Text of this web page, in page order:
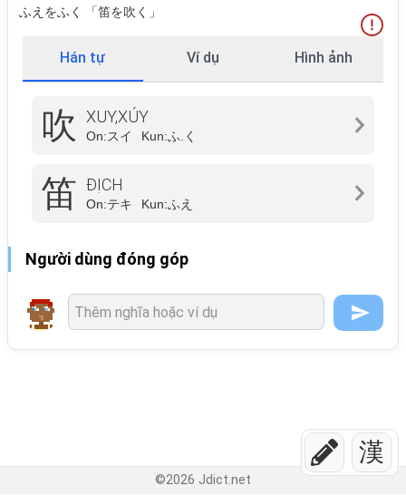
漢
ふえをふく 「笛を吹く」
Hán tự Ví dụ Hình ảnh
吹 XUY,XÚY
On:スイ Kun:ふ.く
笛 ĐỊCH
On:テキ Kun:ふえ
Người dùng đóng góp
©2026 Jdict.net